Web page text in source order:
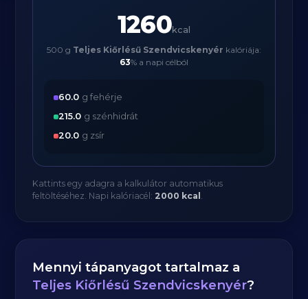
1260kcal
500 g Teljes Kiőrlésű Szendvicskenyér kalóriája:
63% a napi célból
60.0 g fehérje
215.0 g szénhidrát
20.0 g zsír
Kattints egy adagra a kalkulátor automatikus
feltöltéséhez. Napi kalóriacél:2000 kcal .
Mennyi tápanyagot tartalmaz a
Teljes Kiőrlésű Szendvicskenyér?